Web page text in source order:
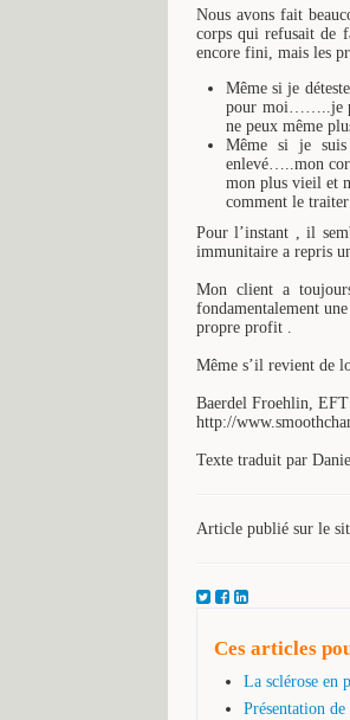
Nous avons fait
corps qui refusait de
encore fini, mais les
Même si je
pour moi……..je
ne peux même
Même si je
enlevé…..mon
mon plus vieil et
comment le
Pour l’instant , il
immunitaire a repris
Mon client a
fondamentalement
propre profit .
Même s’il revient de
Baerdel Froehlin,
http://
Texte traduit par
Article publié sur le
Ces articles
La sclérose en
Présentation de